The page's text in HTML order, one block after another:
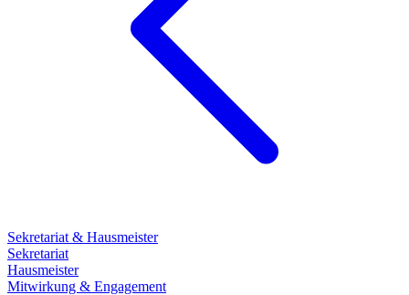
Sekretariat & Hausmeister
Sekretariat
Hausmeister
Mitwirkung & Engagement